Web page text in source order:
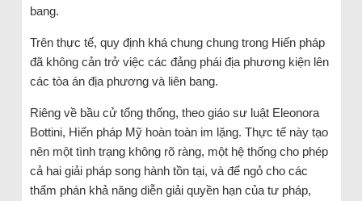
bang.
Trên thực tế, quy định khá chung chung trong Hiến pháp
đã không cản trở việc các đảng phái địa phương kiện lên
các tòa án địa phương và liên bang.
Riêng về bầu cử tổng thống, theo giáo sư luật Eleonora
Bottini, Hiến pháp Mỹ hoàn toàn im lặng. Thực tế này tạo
nên một tình trạng không rõ ràng, một hệ thống cho phép
cả hai giải pháp song hành tồn tại, và để ngỏ cho các
thẩm phán khả năng diễn giải quyền hạn của tư pháp,